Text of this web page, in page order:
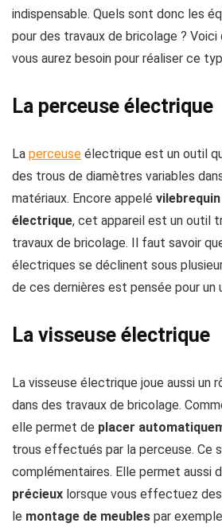
indispensable. Quels sont donc les
pour des travaux de bricolage ?
vous aurez besoin pour réaliser ce
La perceuse électrique
La perceuse électrique est un outil
des trous de diamètres variables
matériaux. Encore appelé vilebrequin
électrique, cet appareil est un outil
travaux de bricolage. Il faut savoir
électriques se déclinent sous
de ces dernières est pensée pour un
La visseuse électrique
La visseuse électrique joue aussi un
dans des travaux de bricolage.
elle permet de placer
trous effectués par la perceuse. Ce
complémentaires. Elle permet aussi
précieux lorsque vous effectuez
le montage de meubles par